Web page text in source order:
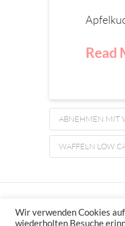
Read
ABNEHMEN MIT
WAFFELN LOW
Wir verwenden Cookies
wiederholten Besuche